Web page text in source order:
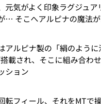
元気がよく印象ラグジュ
… そこへアルピナの魔法
アルピナ製の「絹のよう
載され、そこに組み合わ
ション
転フィール、それをMTで